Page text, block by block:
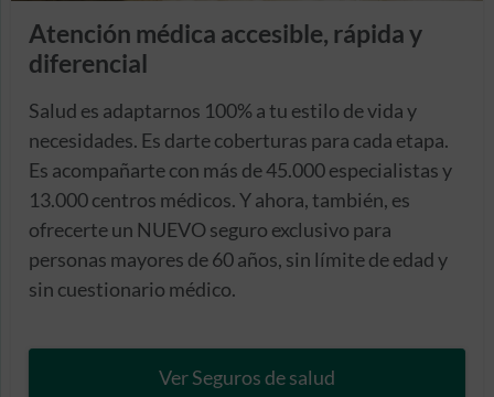
Atención médica accesible, rápida y
diferencial
Salud es adaptarnos 100% a tu estilo de vida y
necesidades. Es darte coberturas para cada etapa.
Es acompañarte con más de 45.000 especialistas y
13.000 centros médicos. Y ahora, también, es
ofrecerte un NUEVO seguro exclusivo para
personas mayores de 60 años, sin límite de edad y
sin cuestionario médico.
Ver Seguros de salud